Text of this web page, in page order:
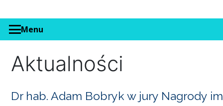
Menu
Aktualności
Dr hab. Adam Bobryk w jury Nagrody